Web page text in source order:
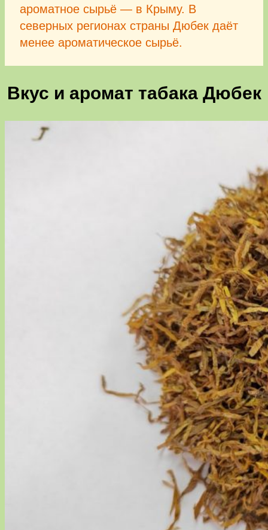
ароматное сырьё — в Крыму. В
северных регионах страны Дюбек даёт
менее ароматическое сырьё.
Вкус и аромат табака Дюбек